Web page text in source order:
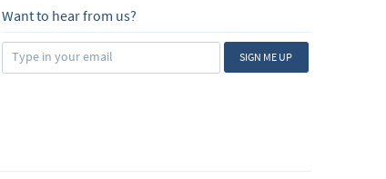
Want to hear from us?
SIGN ME UP